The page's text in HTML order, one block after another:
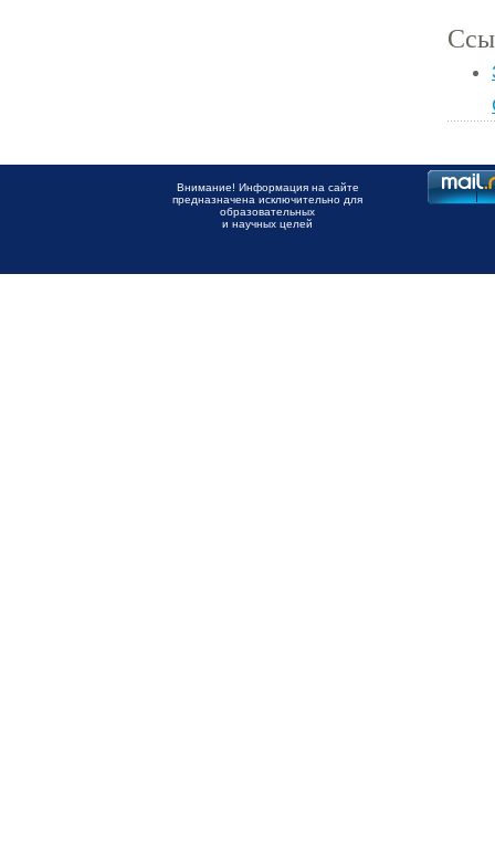
Внимание! Информация на сайте
предназначена исключительно для
образовательных
и научных целей